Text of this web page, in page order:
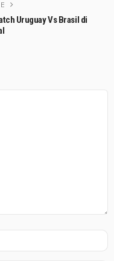
Uruguay Vs Brasil di